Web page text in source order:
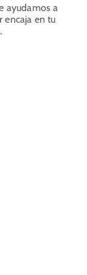
ayudamos a
encaja en tu